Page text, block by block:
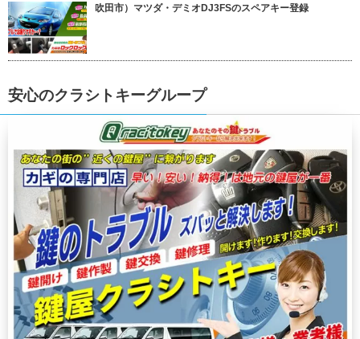
吹田市）マツダ・デミオDJ3FSのスペアキー登録
安心のクラシトキーグループ